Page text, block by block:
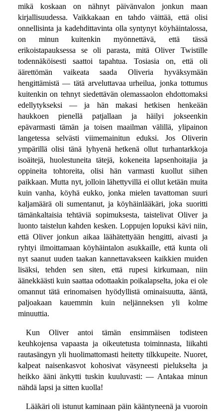
mikä koskaan on nähnyt päivänvalon jonkun maan
kirjallisuudessa. Vaikkakaan en tahdo väittää, että olisi
onnellisinta ja kadehdittavinta olla syntynyt köyhäintalossa,
on minun kuitenkin myönnettävä, että tässä
erikoistapauksessa se oli parasta, mitä Oliver Twistille
todennäköisesti saattoi tapahtua. Tosiasia on, että oli
äärettömän vaikeata saada Oliveria hyväksymään
hengittämistä — tätä arveluttavaa urheilua, jonka tottumus
kuitenkin on tehnyt siedettävän olemassaolon ehdottomaksi
edellytykseksi — ja hän makasi hetkisen henkeään
haukkoen pienellä patjallaan ja häilyi jokseenkin
epävarmasti tämän ja toisen maailman välillä, ylipainon
langetessa selvästi viimemainitun eduksi. Jos Oliverin
ympärillä olisi tänä lyhyenä hetkenä ollut turhantarkkoja
isoäitejä, huolestuneita tätejä, kokeneita lapsenhoitajia ja
oppineita tohtoreita, olisi hän varmasti kuollut siihen
paikkaan. Mutta nyt, jolloin lähettyvillä ei ollut ketään muita
kuin vanha, köyhä eukko, jonka mielen tavattoman suuri
kaljamäärä oli sumentanut, ja köyhäinlääkäri, joka suoritti
tämänkaltaisia tehtäviä sopimuksesta, taistelivat Oliver ja
luonto taistelun kahden kesken. Loppujen lopuksi kävi niin,
että Oliver jonkun aikaa läähätettyään hengitti, aivasti ja
ryhtyi ilmoittamaan köyhäintalon asukkaille, että kunta oli
nyt saanut uuden taakan kannettavakseen kaikkien muiden
lisäksi, tehden sen siten, että rupesi kirkumaan, niin
äänekkäästi kuin saattaa odottaakin poikalapselta, joka ei ole
omannut tätä erinomaisen hyödyllistä ominaisuutta, ääntä,
paljoakaan kauemmin kuin neljänneksen yli kolme
minuuttia.
Kun Oliver antoi tämän ensimmäisen todisteen
keuhkojensa vapaasta ja oikeutetusta toiminnasta, liikahti
rautasängyn yli huolimattomasti heitetty tilkkupeite. Nuoret,
kalpeat naisenkasvot kohosivat väsyneesti pielukselta ja
heikko ääni änkytti tuskin kuuluvasti: — Antakaa minun
nähdä lapsi ja sitten kuolla!
Lääkäri oli istunut kaminaan päin kääntyneenä ja vuoroin